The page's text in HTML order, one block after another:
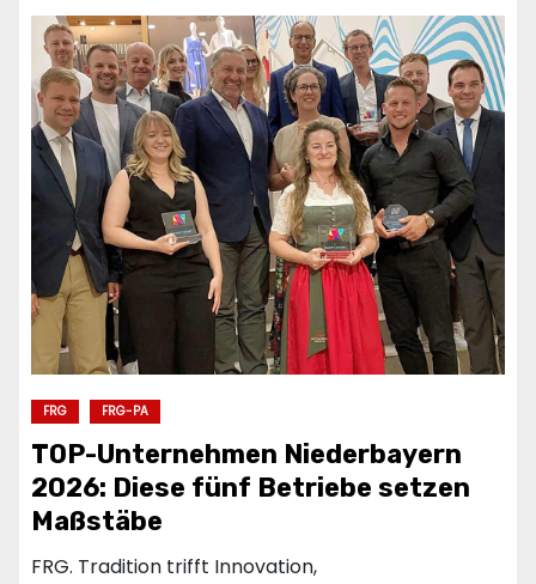
FRG FRG-PA
TOP-Unternehmen Niederbayern
2026: Diese fünf Betriebe setzen
Maßstäbe
FRG. Tradition trifft Innovation,